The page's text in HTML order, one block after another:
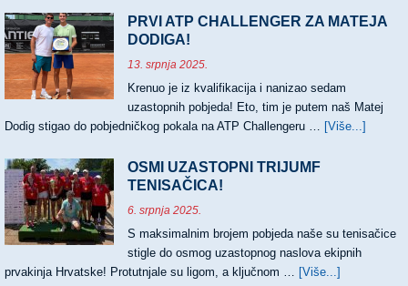
PRVACI,
PRVI ATP CHALLENGER ZA MATEJA
DODIGA!
13. srpnja 2025.
Krenuo je iz kvalifikacija i nanizao sedam
uzastopnih pobjeda! Eto, tim je putem naš Matej
Dodig stigao do pobjedničkog pokala na ATP Challengeru … [Više...]
OSMI UZASTOPNI TRIJUMF
TENISAČICA!
6. srpnja 2025.
S maksimalnim brojem pobjeda naše su tenisačice
stigle do osmog uzastopnog naslova ekipnih
prvakinja Hrvatske! Protutnjale su ligom, a ključnom … [Više...]